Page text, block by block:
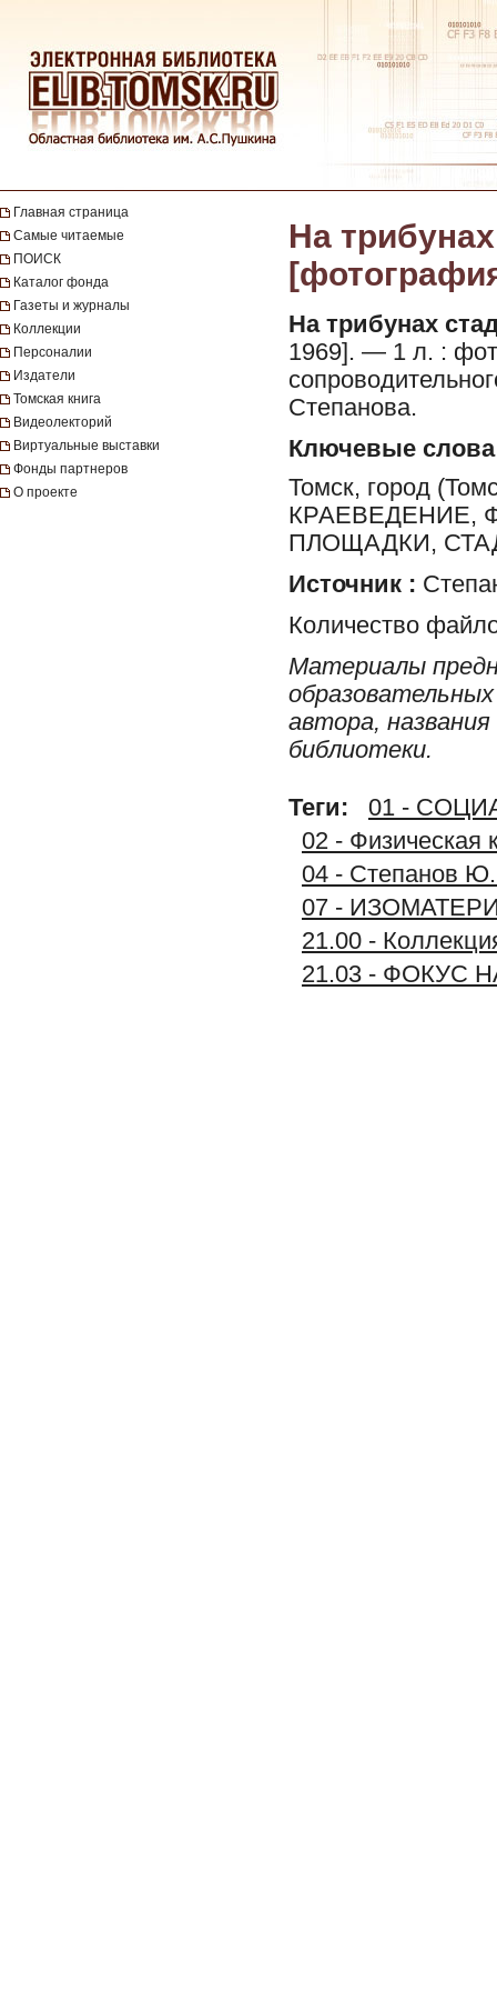
Главная страница
Самые читаемые
ПОИСК
Каталог фонда
Газеты и журналы
Коллекции
Персоналии
Издатели
Томская книга
Видеолекторий
Виртуальные выставки
Фонды партнеров
О проекте
На
На трибунах
1969]. — 1 л. :
Степанова.
Ключевые слова
Томск, город
КРАЕВЕДЕНИЕ,
ПЛОЩАДКИ,
Источник :
Количество
Материалы
автора,
библиотеки.
Теги:
01 -
02 - Физическая
04 - Степанов Ю.
07 -
21.00 -
21.03 - ФОКУС